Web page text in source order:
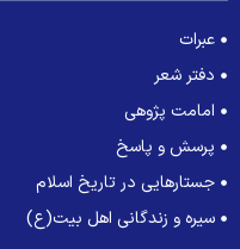
عبرات
دفتر شعر
امامت پژوهی
پرسش و پاسخ
جستارهایی در تاریخ اسلام
سیره و زندگانی اهل بیت(ع)